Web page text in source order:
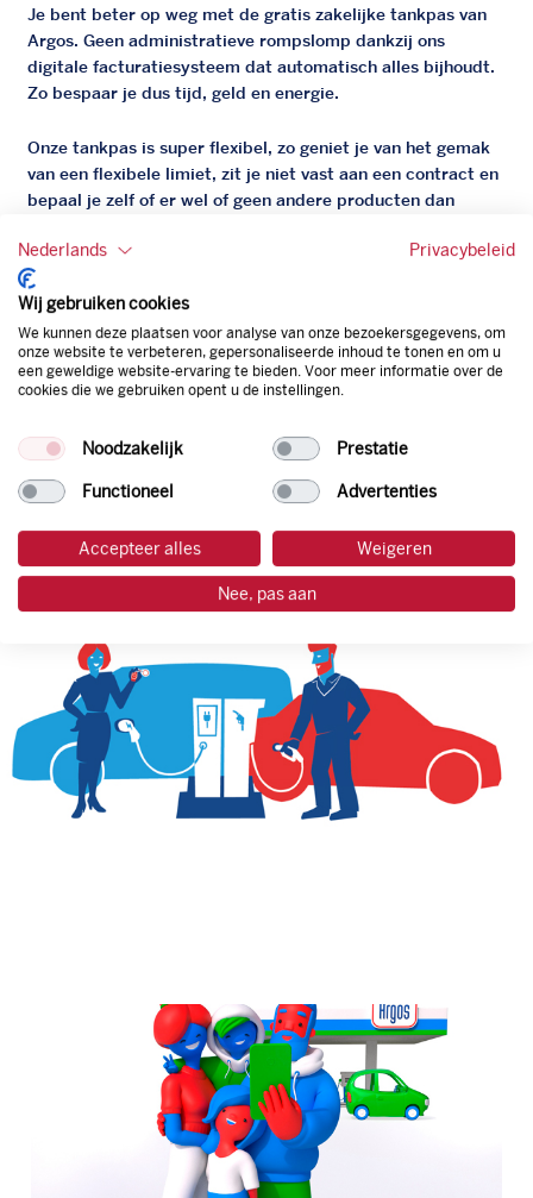
Je bent beter op weg met de gratis zakelijke tankpas van
Argos. Geen administratieve rompslomp dankzij ons
digitale facturatiesysteem dat automatisch alles bijhoudt.
Zo bespaar je dus tijd, geld en energie.
Onze tankpas is super flexibel, zo geniet je van het gemak
van een flexibele limiet, zit je niet vast aan een contract en
bepaal je zelf of er wel of geen andere producten dan
Bovendien profiteer je altijd van een gegarandeerde
korting. Mocht de pompprijs toch lager zijn dan betaal je
natuurlijk de prijs aan de pomp. Zo ben je altijd verzekerd
van de laagste prijs.
Nederlands Privacybeleid
Wij gebruiken cookies
We kunnen deze plaatsen voor analyse van onze bezoekersgegevens, om
onze website te verbeteren, gepersonaliseerde inhoud te tonen en om u
een geweldige website-ervaring te bieden. Voor meer informatie over de
cookies die we gebruiken opent u de instellingen.
Noodzakelijk Prestatie
Functioneel Advertenties
Accepteer alles Weigeren
Nee, pas aan